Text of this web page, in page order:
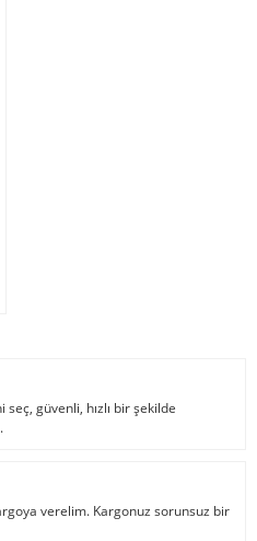
güvenli, hızlı bir şekilde
verelim. Kargonuz sorunsuz bir